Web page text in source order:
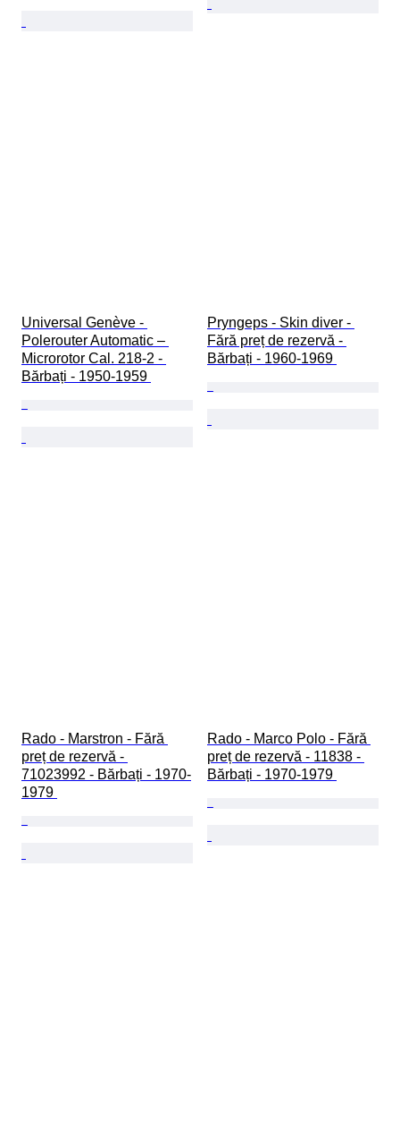
Universal Genève -
Polerouter Automatic –
Microrotor Cal. 218-2 -
Bărbați - 1950-1959
Pryngeps - Skin diver -
Fără preț de rezervă -
Bărbați - 1960-1969
Rado - Marstron - Fără
preț de rezervă -
71023992 - Bărbați - 1970-
1979
Rado - Marco Polo - Fără
preț de rezervă - 11838 -
Bărbați - 1970-1979